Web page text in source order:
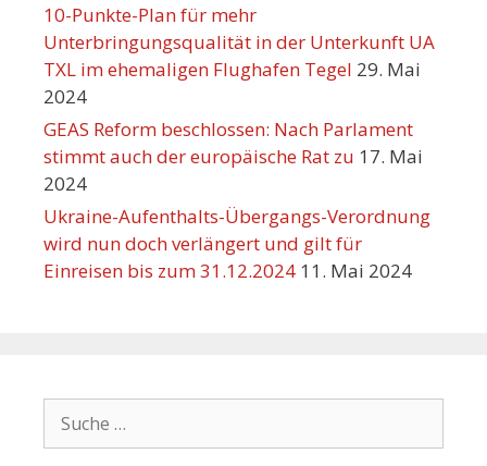
10-Punkte-Plan für mehr
Unterbringungsqualität in der Unterkunft UA
TXL im ehemaligen Flughafen Tegel 29. Mai
2024
GEAS Reform beschlossen: Nach Parlament
stimmt auch der europäische Rat zu 17. Mai
2024
Ukraine-Aufenthalts-Übergangs-Verordnung
wird nun doch verlängert und gilt für
Einreisen bis zum 31.12.2024 11. Mai 2024